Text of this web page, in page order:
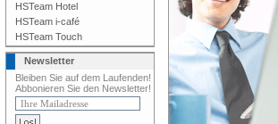
HSTeam Hotel
HSTeam i-café
HSTeam Touch
Newsletter
Bleiben Sie auf dem Laufenden!
Abbonieren Sie den Newsletter!